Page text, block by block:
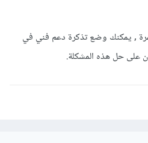
, يمكنك وضع تذكرة دعم فني في
على حل هذه المشكلة.